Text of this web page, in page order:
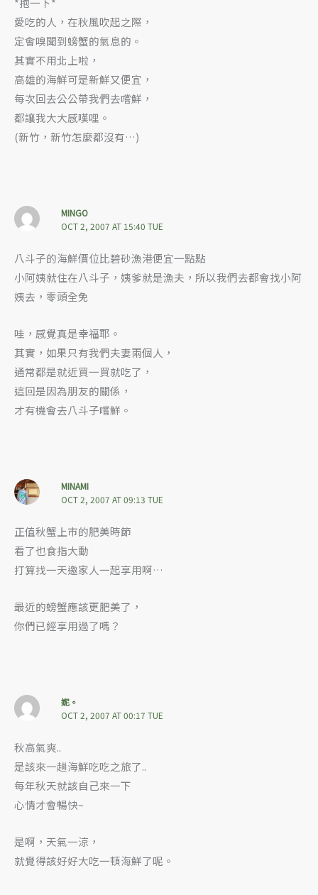
愛吃的人，在秋風吹起之際，
定會嗅聞到螃蟹的氣息的。
其實不用北上啦，
高雄的海鮮可是新鮮又便宜，
每次回去公公帶我們去嚐鮮，
都讓我大大感嘆哩。
(新竹，新竹怎麼都沒有…)
MINGO
OCT 2, 2007 AT 15:40 TUE
八斗子的海鮮價位比碧砂漁港便宜一點點
小阿姨就住在八斗子，姨爹就是漁夫，所以我們去都會找小阿
姨去，零頭全免
哇，感覺真是幸福耶。
其實，如果只有我們夫妻兩個人，
通常都是就近買一買就吃了，
這回是因為朋友的關係，
才有機會去八斗子嚐鮮。
MINAMI
OCT 2, 2007 AT 09:13 TUE
正值秋蟹上市的肥美時節
看了也食指大動
打算找一天邀家人一起享用啊…
最近的螃蟹應該更肥美了，
你們已經享用過了嗎？
妮。
OCT 2, 2007 AT 00:17 TUE
秋高氣爽..
是該來一趟海鮮吃吃之旅了..
每年秋天就該自己來一下
心情才會暢快~
是啊，天氣一涼，
就覺得該好好大吃一頓海鮮了呢。